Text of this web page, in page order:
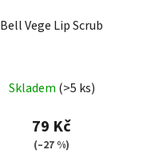
Bell Vege Lip Scrub
hodnocení
produktu
je
Skladem (>5 ks)
79 Kč
(–27 %)